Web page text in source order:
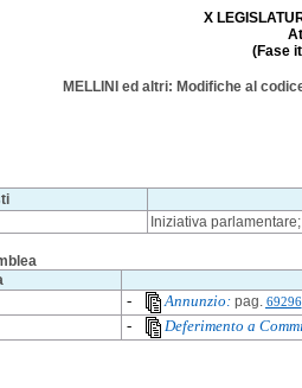
X
(Fase
MELLINI ed altri: Modifiche al
Iniziativa
- Annunzio:pag. 69296
- Deferimento a